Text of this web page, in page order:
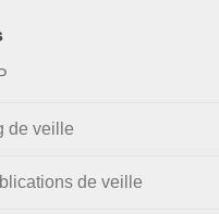
de veille
de veille